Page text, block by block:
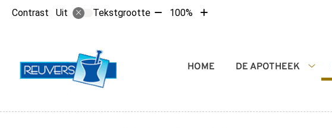
Contrast Uit Tekstgrootte Tekst100%
Tekst
Hoofdmenu
HOME
DE APOTHEEK
De